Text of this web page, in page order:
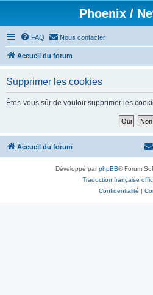
Phoenix /
FAQ Nous contacter
Accueil du forum
Supprimer les cookies
Êtes-vous sûr de vouloir supprimer les
Accueil du forum
Développé parphpBB® Forum
Traduction française
Confidentialité |